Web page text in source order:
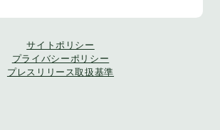
サイトポリシー
プライバシーポリシー
プレスリリース取扱基準